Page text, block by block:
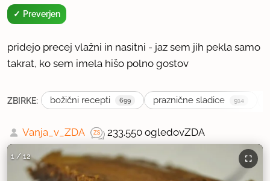
Preverjen
pridejo precej vlažni in nasitni - jaz sem jih pekla samo
takrat, ko sem imela hišo polno gostov
ZBIRKE: božični recepti 699 praznične sladice 914
Vanja_v_ZDA 233.550 ogledovZDA
1 / 12